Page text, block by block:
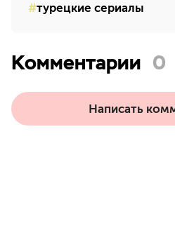
турецкие сериалы
Комментарии 0
Написать